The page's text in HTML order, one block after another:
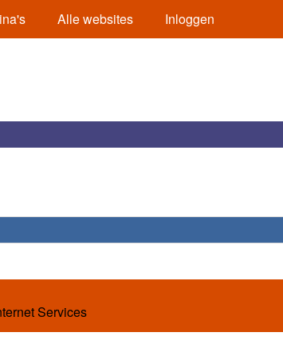
Alle websites Inloggen
Services